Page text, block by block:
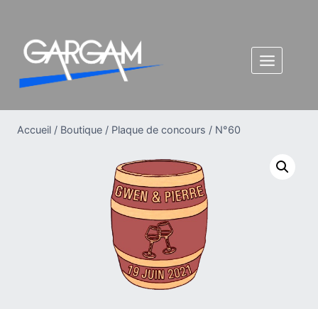
contenu
Accueil / Boutique / Plaque de concours / N°60